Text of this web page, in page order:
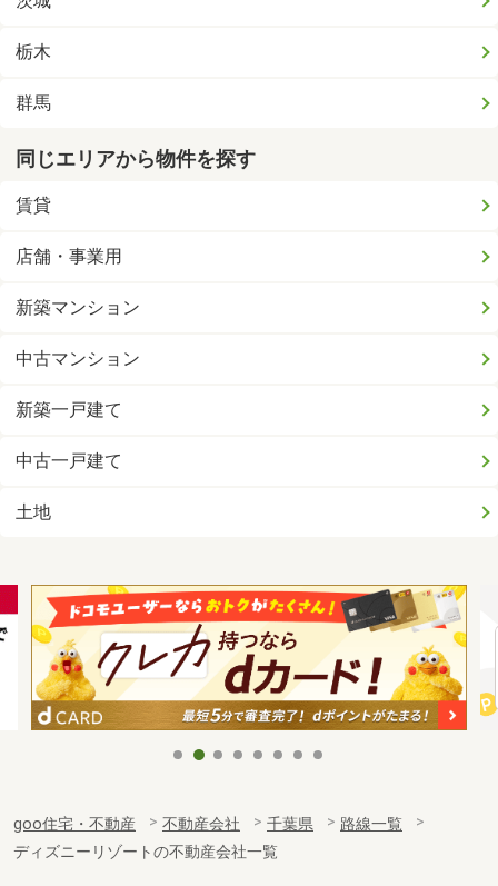
栃木
群馬
同じエリアから物件を探す
賃貸
店舗・事業用
新築マンション
中古マンション
新築一戸建て
中古一戸建て
土地
goo住宅・不動産 不動産会社 千葉県
路線一覧
ディズニーリゾートの不動産会社一覧